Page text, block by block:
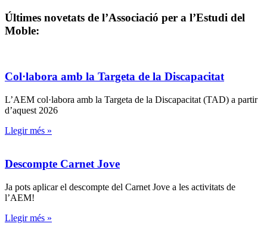
Últimes novetats de l’Associació per a l’Estudi del
Moble:
Col·labora amb la Targeta de la Discapacitat
L’AEM col·labora amb la Targeta de la Discapacitat (TAD) a partir
d’aquest 2026
Llegir més »
Descompte Carnet Jove
Ja pots aplicar el descompte del Carnet Jove a les activitats de
l’AEM!
Llegir més »